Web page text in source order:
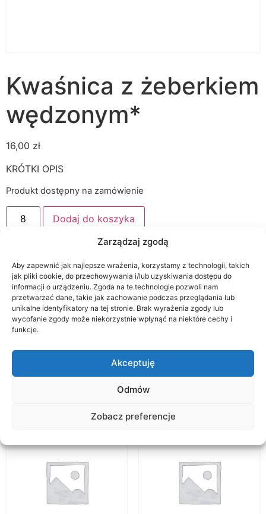
Zarządzaj zgodą
Aby zapewnić jak najlepsze wrażenia, korzystamy z technologii, takich
jak pliki cookie, do przechowywania i/lub uzyskiwania dostępu do
informacji o urządzeniu. Zgoda na te technologie pozwoli nam
przetwarzać dane, takie jak zachowanie podczas przeglądania lub
unikalne identyfikatory na tej stronie. Brak wyrażenia zgody lub
wycofanie zgody może niekorzystnie wpłynąć na niektóre cechy i
funkcje.
Akceptuję
Odmów
Zobacz preferencje
Kwaśnica z żeberkiem
wędzonym*
16,00 zł
KRÓTKI OPIS
Produkt dostępny na zamówienie
Dodaj do koszyka
Opis
Opis
Podobne produkty